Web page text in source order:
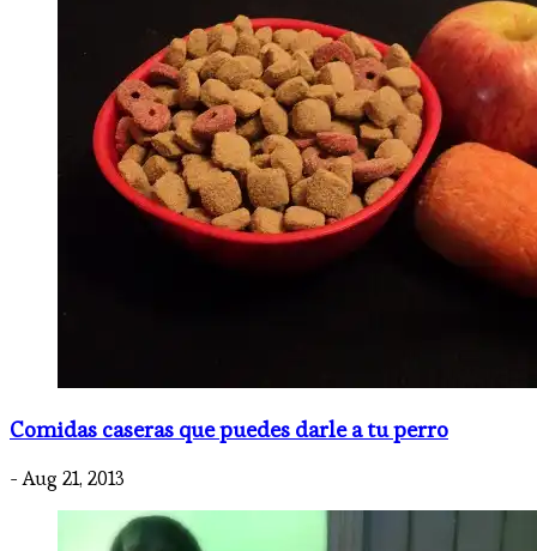
Comidas caseras que puedes darle a tu perro
- Aug 21, 2013